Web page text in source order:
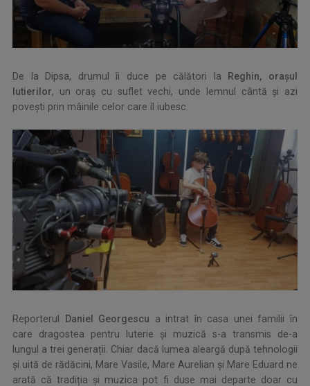
De la Dipsa, drumul îi duce pe călători la
Reghin, oraşul
lutierilor, un oraș cu suflet vechi, unde lemnul cântă și azi
povești prin mâinile celor care îl iubesc.
Reporterul Daniel Georgescu a intrat în casa unei familii în
care dragostea pentru luterie și muzică s-a transmis de-a
lungul a trei generații. Chiar dacă lumea aleargă după tehnologii
și uită de rădăcini, Mare Vasile, Mare Aurelian și Mare Eduard ne
arată că tradiția și muzica pot fi duse mai departe doar cu